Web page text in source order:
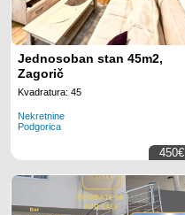
Jednosoban stan 45m2,
Zagorič
Kvadratura: 45
Nekretnine
Podgorica
450€